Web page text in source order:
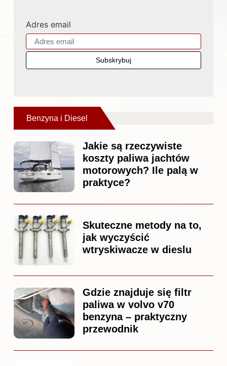
Adres email
Benzyna i Diesel
Jakie są rzeczywiste
koszty paliwa jachtów
motorowych? Ile palą w
praktyce?
Skuteczne metody na to,
jak wyczyścić
wtryskiwacze w dieslu
Gdzie znajduje się filtr
paliwa w volvo v70
benzyna – praktyczny
przewodnik